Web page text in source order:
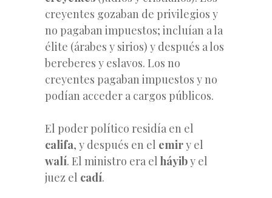
creyentes gozaban de privilegios y
no pagaban impuestos; incluían a la
élite (árabes y sirios) y después a los
bereberes y eslavos. Los no
creyentes pagaban impuestos y no
podían acceder a cargos públicos.
El poder político residía en el
califa, y después en el emiry el
walí. El ministro era el háyiby el
juez el cadí.